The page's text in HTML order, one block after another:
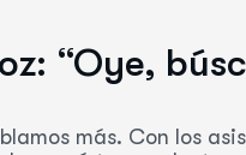
“Oye,
más. Con los